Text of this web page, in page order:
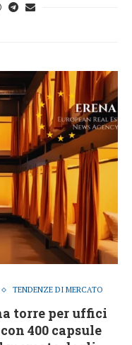
TENDENZE DI MERCATO
torre per uffici
400 capsule